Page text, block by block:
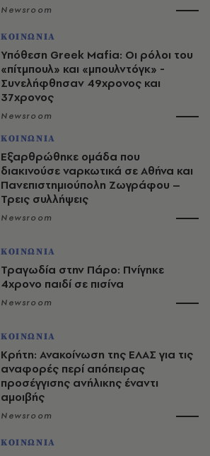
Newsroom
ΚΟΙΝΩΝΙΑ
Υπόθεση Greek Mafia: Οι ρόλοι του
«πίτμπουλ» και «μπουλντόγκ» -
Συνελήφθησαν 49χρονος και
37χρονος
Newsroom
ΚΟΙΝΩΝΙΑ
Εξαρθρώθηκε ομάδα που
διακινούσε ναρκωτικά σε Αθήνα και
Πανεπιστημιούπολη Ζωγράφου –
Τρεις συλλήψεις
Newsroom
ΚΟΙΝΩΝΙΑ
Τραγωδία στην Πάρο: Πνίγηκε
4χρονο παιδί σε πισίνα
Newsroom
ΚΟΙΝΩΝΙΑ
Κρήτη: Ανακοίνωση της ΕΛΑΣ για τις
αναφορές περί απόπειρας
προσέγγισης ανήλικης έναντι
αμοιβής
Newsroom
ΚΟΙΝΩΝΙΑ